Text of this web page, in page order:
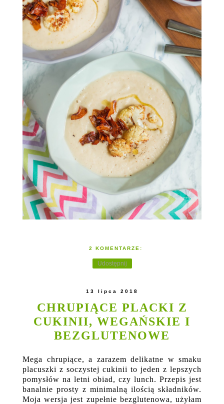
2 KOMENTARZE:
Udostępnij
13 lipca 2018
CHRUPIĄCE PLACKI Z
CUKINII, WEGAŃSKIE I
BEZGLUTENOWE
Mega chrupiące, a zarazem delikatne w smaku
placuszki z soczystej cukinii to jeden z lepszych
pomysłów na letni obiad, czy lunch. Przepis jest
banalnie prosty z minimalną ilością składników.
Moja wersja jest zupełnie bezglutenowa, użyłam